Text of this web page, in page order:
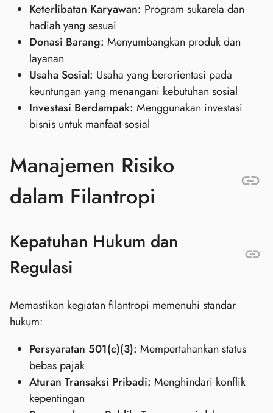
Keterlibatan Karyawan: Program sukarela dan
hadiah yang sesuai
Donasi Barang: Menyumbangkan produk dan
layanan
Usaha Sosial: Usaha yang berorientasi pada
keuntungan yang menangani kebutuhan sosial
Investasi Berdampak: Menggunakan investasi
bisnis untuk manfaat sosial
Manajemen Risiko
dalam Filantropi
Kepatuhan Hukum dan
Regulasi
Memastikan kegiatan filantropi memenuhi standar
hukum:
Persyaratan 501(c)(3): Mempertahankan status
bebas pajak
Aturan Transaksi Pribadi: Menghindari konflik
kepentingan